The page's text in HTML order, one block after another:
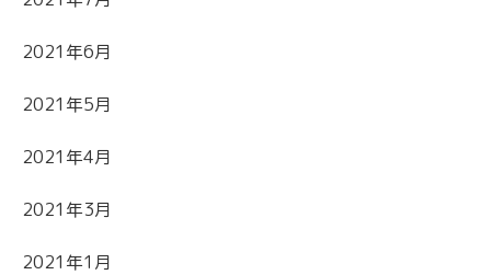
2021年6月
2021年5月
2021年4月
2021年3月
2021年1月